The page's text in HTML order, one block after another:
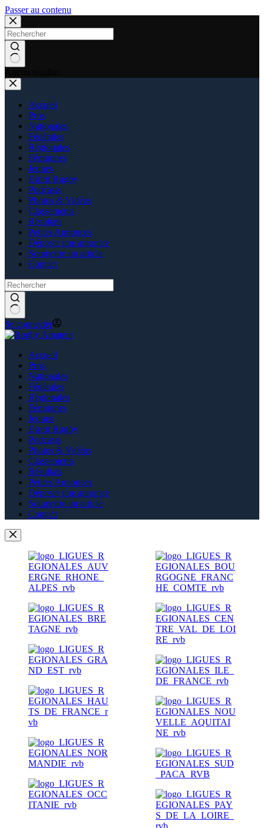
Passer au contenu
Accueil
Pros
Nationales
Fédérales
Régionales
Féminines
Jeunes
Esprit Rugby
Podcasts
Photos & Vidéos
Classements
Résultats
Petites Annonces
Déposer une annonce
Soumettre un article
Contact
Se connecter
Accueil
Pros
Nationales
Fédérales
Régionales
Féminines
Jeunes
Esprit Rugby
Podcasts
Photos & Vidéos
Classements
Résultats
Petites Annonces
Déposer une annonce
Soumettre un article
Contact